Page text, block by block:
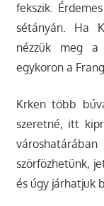
fekszik.
sétányán. Ha
nézzük meg a
egykoron a
Krken több
szeretné, itt
szörfözhetünk,
és úgy járhatjuk